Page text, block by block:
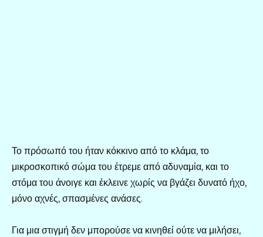
Το πρόσωπό του ήταν κόκκινο από το κλάμα, το
μικροσκοπικό σώμα του έτρεμε από αδυναμία, και το
στόμα του άνοιγε και έκλεινε χωρίς να βγάζει δυνατό ήχο,
μόνο αχνές, σπασμένες ανάσες.
Για μια στιγμή δεν μπορούσε να κινηθεί ούτε να μιλήσει,